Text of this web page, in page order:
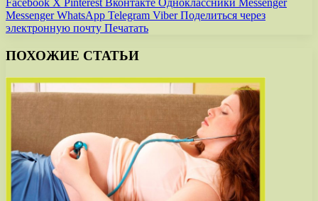
Facebook X Pinterest Вконтакте Одноклассники Messenger
Messenger WhatsApp Telegram Viber Поделиться через
электронную почту Печатать
ПОХОЖИЕ СТАТЬИ